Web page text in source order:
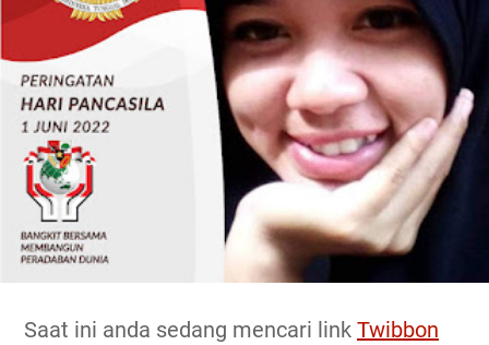
Saat ini anda sedang mencari link Twibbon